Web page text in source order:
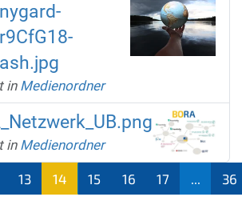
in Medienordner
in Medienordner
13
14
15 16 17 36